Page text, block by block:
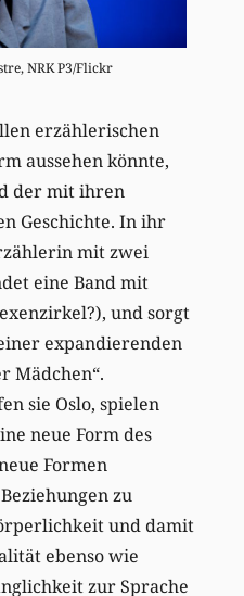
NRK P3/Flickr
erzählerischen
aussehen könnte,
der mit ihren
Geschichte. In ihr
mit zwei
eine Band mit
und sorgt
expandierenden
Mädchen“.
sie Oslo, spielen
neue Form des
Formen
zu
und damit
ebenso wie
zur Sprache